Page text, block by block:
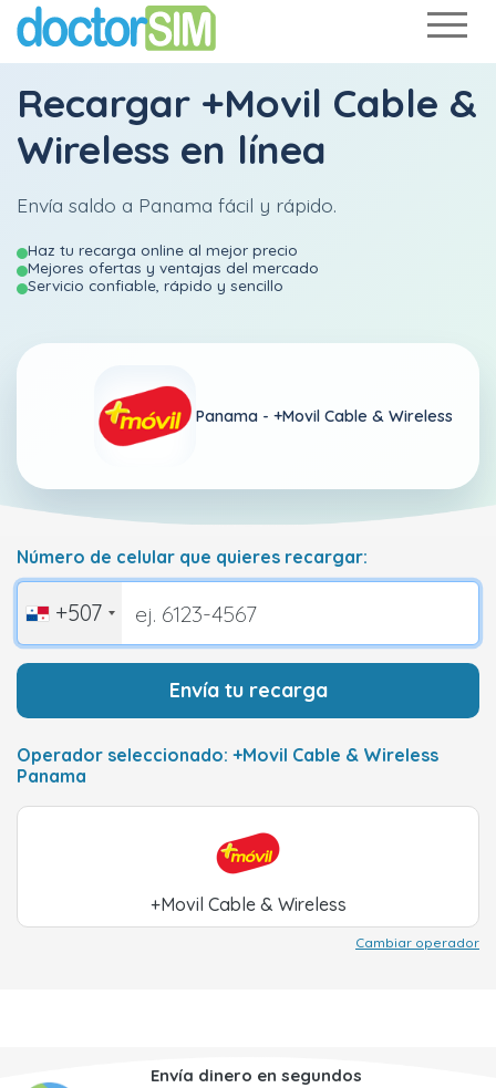
Recargar +Movil Cable &
Wireless en línea
Envía saldo a Panama fácil y rápido.
Haz tu recarga online al mejor precio
Mejores ofertas y ventajas del mercado
Servicio confiable, rápido y sencillo
Panama - +Movil Cable & Wireless
Número de celular que quieres recargar:
+507
Envía tu recarga
Operador seleccionado: +Movil Cable & Wireless
Panama
+Movil Cable & Wireless
Cambiar operador
Envía dinero en segundos